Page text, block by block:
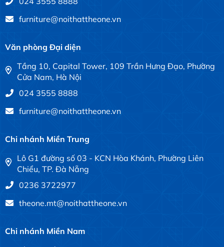
furniture@noithattheone.vn
Văn phòng Đại diện
Tầng 10, Capital Tower, 109 Trần Hưng Đạo, Phường
Cửa Nam, Hà Nội
024 3555 8888
furniture@noithattheone.vn
Chi nhánh Miền Trung
Lô G1 đường số 03 - KCN Hòa Khánh, Phường Liên
Chiểu, TP. Đà Nẵng
0236 3722977
theone.mt@noithattheone.vn
Chi nhánh Miền Nam